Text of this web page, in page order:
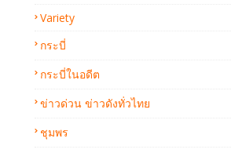
Variety
กระบี่
กระบี่ในอดีต
ข่าวด่วน ข่าวดังทั่วไทย
ชุมพร